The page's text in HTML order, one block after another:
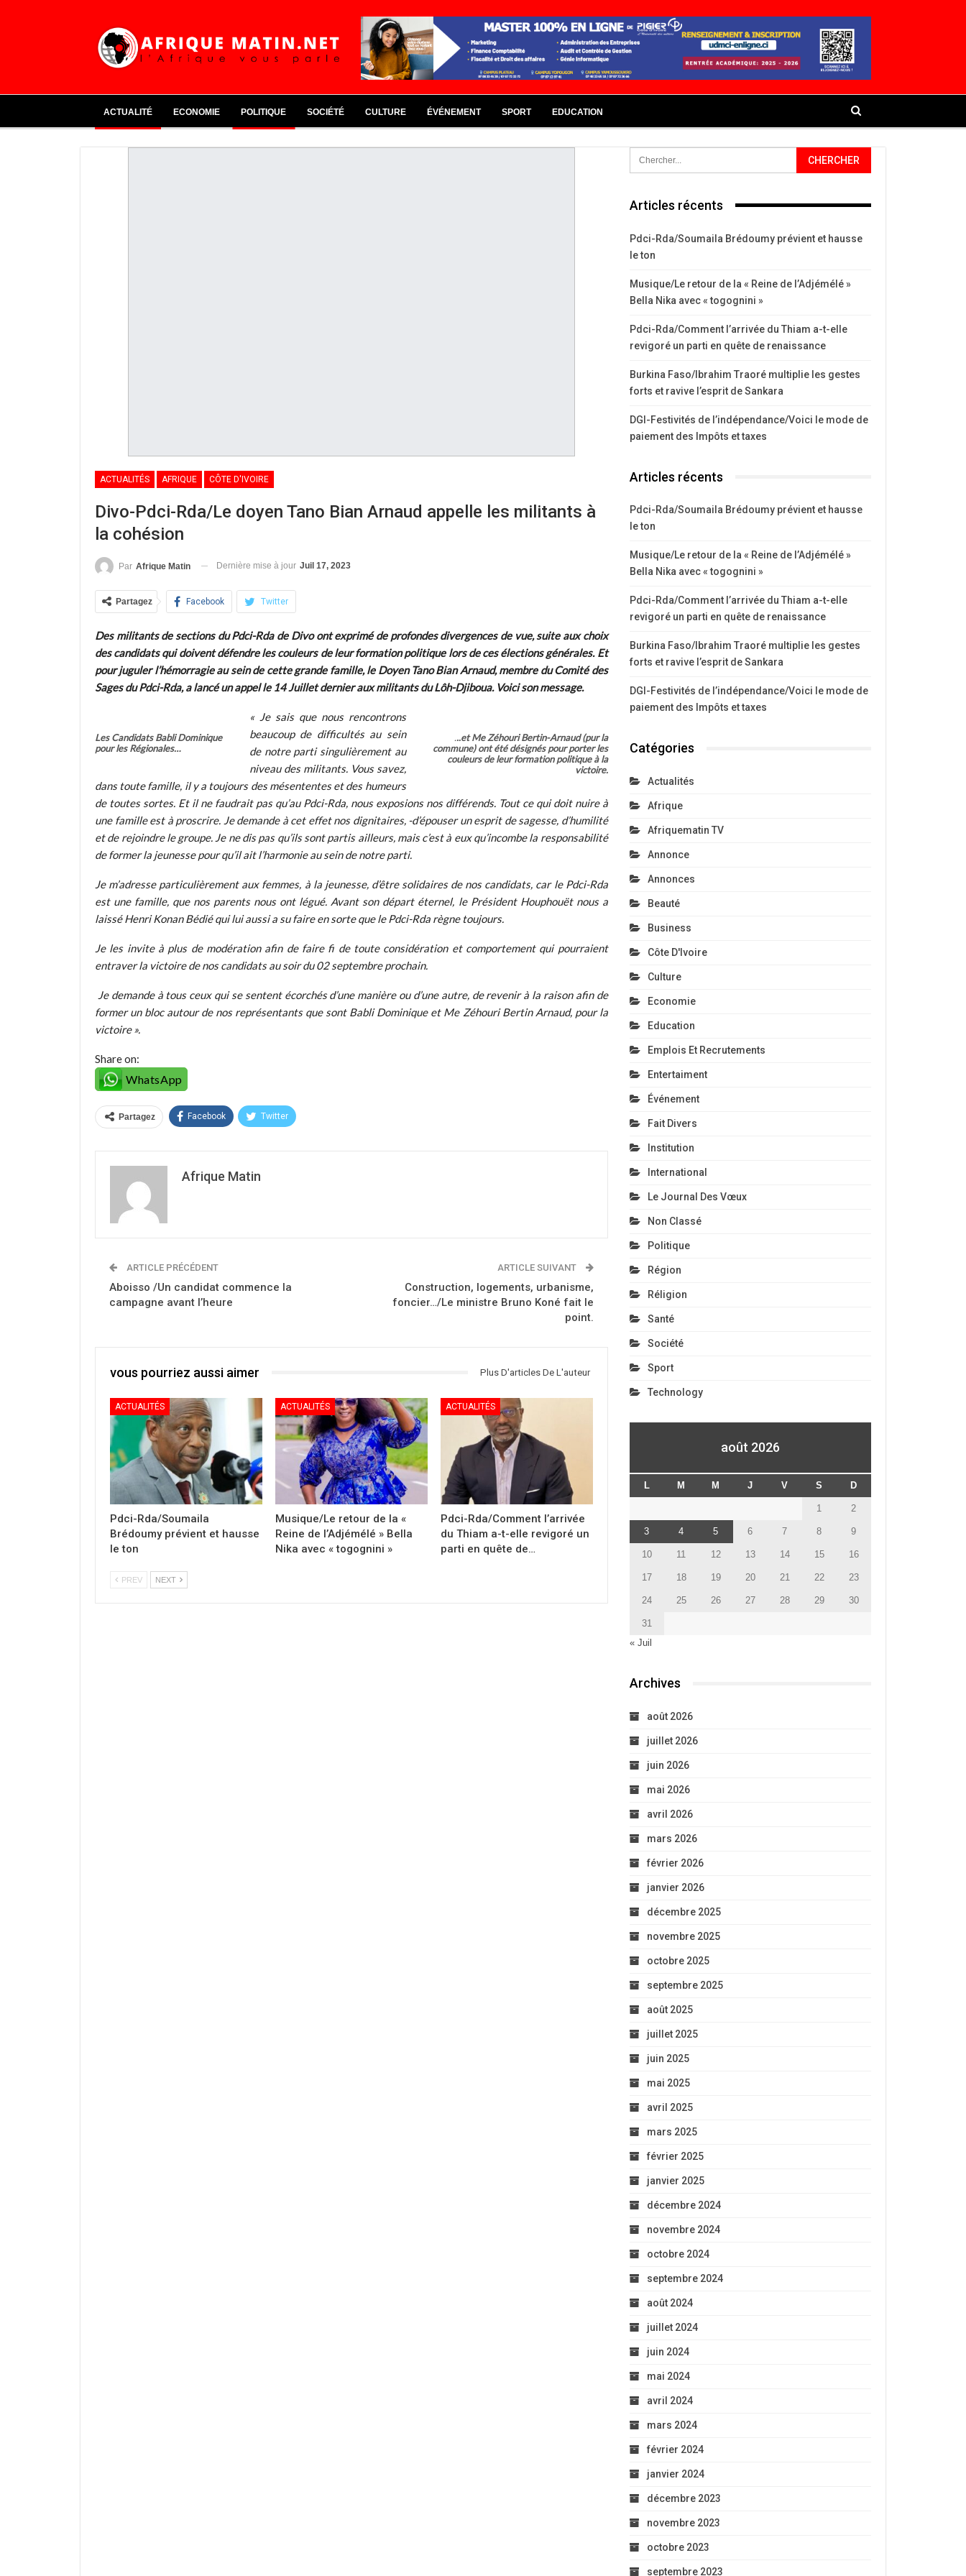
ACTUALITÉ ECONOMIE POLITIQUE SOCIÉTÉ CULTURE ÉVÉNEMENT SPORT EDUCATION
ACTUALITÉS AFRIQUE CÔTE D'IVOIRE
Divo-Pdci-Rda/Le doyen Tano Bian Arnaud appelle les militants à
la cohésion
Par Afrique Matin Dernière mise à jour Juil 17, 2023
Partagez Facebook Twitter
Des militants de sections du Pdci-Rda de Divo ont exprimé de profondes divergences de vue, suite aux choix
des candidats qui doivent défendre les couleurs de leur formation politique lors de ces élections générales. Et
pour juguler l’hémorragie au sein de cette grande famille, le Doyen Tano Bian Arnaud, membre du Comité des
Sages du Pdci-Rda, a lancé un appel le 14 Juillet dernier aux militants du Lôh-Djiboua. Voici son message.
Les Candidats Babli Dominique
pour les Régionales…
...et Me Zéhouri Bertin-Arnaud (pur la
commune) ont été désignés pour porter les
couleurs de leur formation politique à la
victoire.
« Je sais que nous rencontrons
beaucoup de difficultés au sein
de notre parti singulièrement au
niveau des militants. Vous savez,
dans toute famille, il y a toujours des mésententes et des humeurs
de toutes sortes. Et il ne faudrait pas qu’au Pdci-Rda, nous exposions nos différends. Tout ce qui doit nuire à
une famille est à proscrire. Je demande à cet effet nos dignitaires, -d’épouser un esprit de sagesse, d’humilité
et de rejoindre le groupe. Je ne dis pas qu’ils sont partis ailleurs, mais c’est à eux qu’incombe la responsabilité
de former la jeunesse pour qu’il ait l’harmonie au sein de notre parti.
Je m’adresse particulièrement aux femmes, à la jeunesse, d’être solidaires de nos candidats, car le Pdci-Rda
est une famille, que nos parents nous ont légué. Avant son départ éternel, le Président Houphouët nous a
laissé Henri Konan Bédié qui lui aussi a su faire en sorte que le Pdci-Rda règne toujours.
Je les invite à plus de modération afin de faire fi de toute considération et comportement qui pourraient
entraver la victoire de nos candidats au soir du 02 septembre prochain.
Je demande à tous ceux qui se sentent écorchés d’une manière ou d’une autre, de revenir à la raison afin de
former un bloc autour de nos représentants que sont Babli Dominique et Me Zéhouri Bertin Arnaud, pour la
victoire ».
Share on:
WhatsApp
Partagez Facebook Twitter
Afrique Matin
ARTICLE PRÉCÉDENT
Aboisso /Un candidat commence la
campagne avant l’heure
ARTICLE SUIVANT
Construction, logements, urbanisme,
foncier…/Le ministre Bruno Koné fait le
point.
vous pourriez aussi aimer Plus D'articles De L'auteur
ACTUALITÉS
Pdci-Rda/Soumaila
Brédoumy prévient et hausse
le ton
ACTUALITÉS
Musique/Le retour de la «
Reine de l’Adjémélé » Bella
Nika avec « togognini »
ACTUALITÉS
Pdci-Rda/Comment l’arrivée
du Thiam a-t-elle revigoré un
parti en quête de…
PREV NEXT
Articles récents
Pdci-Rda/Soumaila Brédoumy prévient et hausse
le ton
Musique/Le retour de la « Reine de l’Adjémélé »
Bella Nika avec « togognini »
Pdci-Rda/Comment l’arrivée du Thiam a-t-elle
revigoré un parti en quête de renaissance
Burkina Faso/Ibrahim Traoré multiplie les gestes
forts et ravive l’esprit de Sankara
DGI-Festivités de l’indépendance/Voici le mode de
paiement des Impôts et taxes
Articles récents
Pdci-Rda/Soumaila Brédoumy prévient et hausse
le ton
Musique/Le retour de la « Reine de l’Adjémélé »
Bella Nika avec « togognini »
Pdci-Rda/Comment l’arrivée du Thiam a-t-elle
revigoré un parti en quête de renaissance
Burkina Faso/Ibrahim Traoré multiplie les gestes
forts et ravive l’esprit de Sankara
DGI-Festivités de l’indépendance/Voici le mode de
paiement des Impôts et taxes
Catégories
Actualités
Afrique
Afriquematin TV
Annonce
Annonces
Beauté
Business
Côte D'Ivoire
Culture
Economie
Education
Emplois Et Recrutements
Entertaiment
Événement
Fait Divers
Institution
International
Le Journal Des Vœux
Non Classé
Politique
Région
Réligion
Santé
Société
Sport
Technology
août 2026
L M M J V S D
1 2
3 4 5 6 7 8 9
10 11 12 13 14 15 16
17 18 19 20 21 22 23
24 25 26 27 28 29 30
31
« Juil
Archives
août 2026
juillet 2026
juin 2026
mai 2026
avril 2026
mars 2026
février 2026
janvier 2026
décembre 2025
novembre 2025
octobre 2025
septembre 2025
août 2025
juillet 2025
juin 2025
mai 2025
avril 2025
mars 2025
février 2025
janvier 2025
décembre 2024
novembre 2024
octobre 2024
septembre 2024
août 2024
juillet 2024
juin 2024
mai 2024
avril 2024
mars 2024
février 2024
janvier 2024
décembre 2023
novembre 2023
octobre 2023
septembre 2023